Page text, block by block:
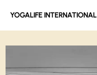
YOGALIFE INTERNATIONAL